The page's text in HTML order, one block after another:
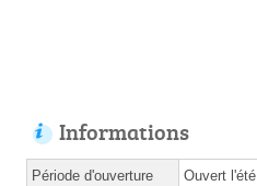
Informations
Période d'ouverture Ouvert l'été